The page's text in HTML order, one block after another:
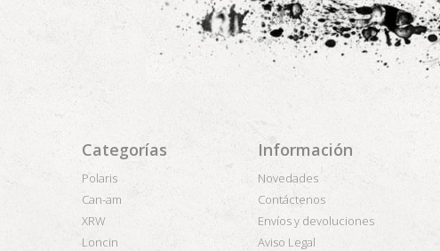
Categorías
Polaris
Can-am
XRW
Loncin
Información
Novedades
Contáctenos
Envíos y devoluciones
Aviso Legal